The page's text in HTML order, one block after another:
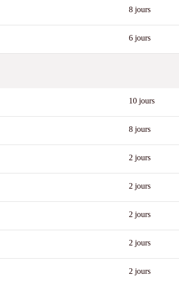
8 jours
6 jours
10 jours
8 jours
2 jours
2 jours
2 jours
2 jours
2 jours